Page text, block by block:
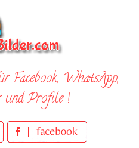
Facebook, WhatsApp,
und Profile !